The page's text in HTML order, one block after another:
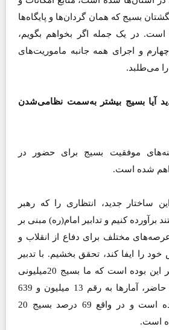
بسیج که همان گردان‌ها و پایگاه‌ها
است. در یک جمله اگر بخواهم بگویم،
چهارم و اجرای همه جانبه ماموریت‌های
می‌طلبد.
آیا بسیج بیشتر به‌سمت نظامی‌شدن
موفقیت بسیج برای حضور در
شده است.
ساختار جدید، انتظاری را که رهبر
برآورده کنیم و تدابیر امام‌(ره)‌ مبنی بر
عرصه‌های مختلف برای دفاع از انقلاب و
را ایفا کند، تحقق بخشیم. با تدبیر
حضرت‌امام‌(ره)‌ قرار بر این بوده است که ما بسیج 20میلیونی
داشته باشیم، در حال حاضر، آ‌مارها به رقم 13 میلیون و 639
هزار و 722 نفر رسیده است و در واقع 69 درصد بسیج 20
است.